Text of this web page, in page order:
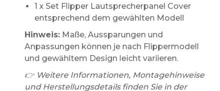
1 x Set Flipper Lautsprecherpanel Cover
entsprechend dem gewählten Modell
Hinweis: Maße, Aussparungen und
Anpassungen können je nach Flippermodell
und gewähltem Design leicht variieren.
👉 Weitere Informationen, Montagehinweise
und Herstellungsdetails finden Sie in der